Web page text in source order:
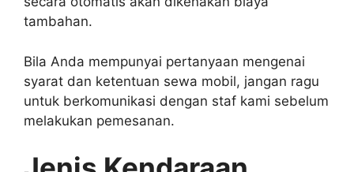
tambahan.
Bila Anda mempunyai pertanyaan mengenai
syarat dan ketentuan sewa mobil, jangan ragu
untuk berkomunikasi dengan staf kami sebelum
melakukan pemesanan.